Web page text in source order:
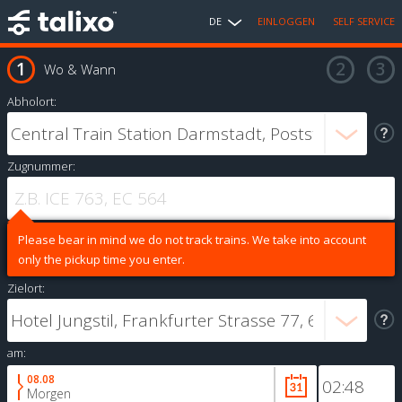
DE EINLOGGEN SELF SERVICE
Wo & Wann
Abholort:
Zugnummer:
Please bear in mind we do not track trains. We take into account
only the pickup time you enter.
Zielort:
am:
08.08
Morgen